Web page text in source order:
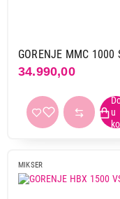
GORENJE MMC 1000
34.990,00
MIKSER
MIKSERI
Proizvod je
Nastavi